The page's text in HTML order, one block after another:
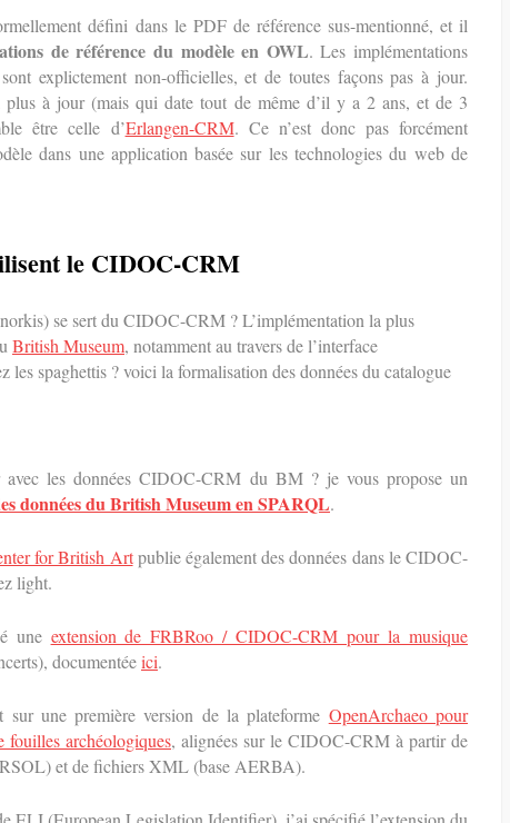
défini dans le PDF de référence sus-mentionné, et il
de référence du modèle en OWL. Les implémentations
explictement non-officielles, et de toutes façons pas à jour.
plus à jour (mais qui date tout de même d’il y a 2 ans, et de 3
être celle d’Erlangen-CRM. Ce n’est donc pas forcément
dans une application basée sur les technologies du web de
le CIDOC-CRM
se sert du CIDOC-CRM ? L’implémentation la plus
British Museum, notamment au travers de l’interface
les spaghettis ? voici la formalisation des données du catalogue
avec les données CIDOC-CRM du BM ? je vous propose un
données du British Museum en SPARQL.
for British Artpublie également des données dans le CIDOC-
light.
une extension de FRBRoo / CIDOC-CRM pour la musique
documentéeici.
sur une première version de la plateforme OpenArchaeo pour
fouilles archéologiques, alignées sur le CIDOC-CRM à partir de
et de fichiers XML (base AERBA).